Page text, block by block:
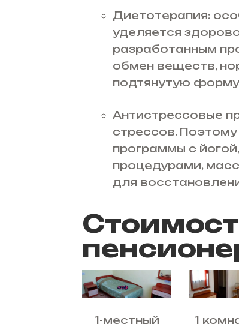
Диетотерапия:
уделяется
разработанным
обмен веществ,
подтянутую
Антистрессовые
стрессов.
программы с
процедурами,
для
1-местный 1